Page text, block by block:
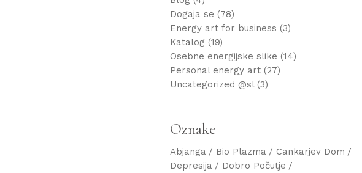
Dogaja se (78)
Energy art for business (3)
Katalog (19)
Osebne energijske slike (14)
Personal energy art(27)
Uncategorized @sl(3)
Oznake
Abjanga Bio Plazma
Cankarjev Dom
Depresija
Dobro Počutje